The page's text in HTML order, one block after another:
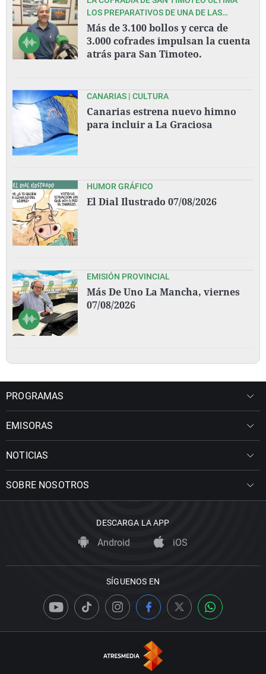
LOS PREPARATIVOS DE UNA DE LAS
GRANDES FIESTAS DEL VERANO
ASTURIANO.
Más de 3.100 bollos y cerca de
3.000 cofrades impulsan la cuenta
atrás para San Timoteo.
CANARIAS | CULTURA
Canarias estrena nuevo himno
para incluir a La Graciosa
HUMOR GRÁFICO
El Dial Ilustrado 07/08/2026
EMISIÓN PROVINCIAL
Más De Uno La Mancha, viernes
07/08/2026
PROGRAMAS
EMISORAS
NOTICIAS
SOBRE NOSOTROS
DESCARGA LA APP
Android iOS
SÍGUENOS EN